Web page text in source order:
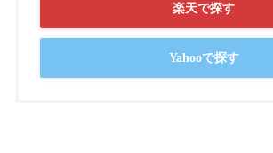
楽天で探す
Yahooで探す